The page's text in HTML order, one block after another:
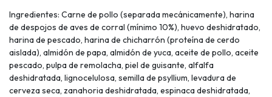
Ingredientes: Carne de pollo (separada mecánicamente), harina
de despojos de aves de corral (mínimo 10%), huevo deshidratado,
harina de pescado, harina de chicharrón (proteína de cerdo
aislada), almidón de papa, almidón de yuca, aceite de pollo, aceite
pescado, pulpa de remolacha, piel de guisante, alfalfa
deshidratada, lignocelulosa, semilla de psyllium, levadura de
cerveza seca, zanahoria deshidratada, espinaca deshidratada,